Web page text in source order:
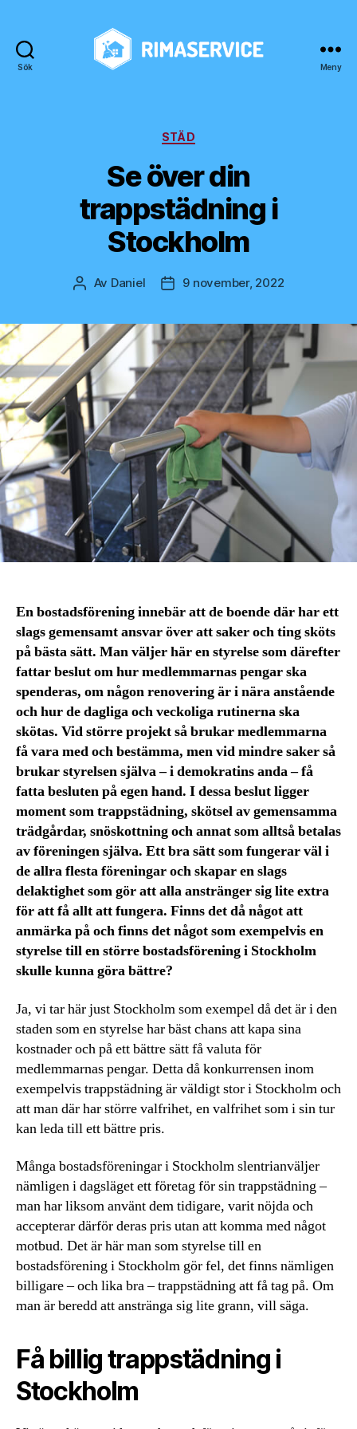
Sök Meny
Kategorier
STÄD
Se över din
trappstädning i
Stockholm
Inläggsförfattare
Av Daniel Inläggsdatum
9 november, 2022
En bostadsförening innebär att de boende där har ett
slags gemensamt ansvar över att saker och ting sköts
på bästa sätt. Man väljer här en styrelse som därefter
fattar beslut om hur medlemmarnas pengar ska
spenderas, om någon renovering är i nära anstående
och hur de dagliga och veckoliga rutinerna ska
skötas. Vid större projekt så brukar medlemmarna
få vara med och bestämma, men vid mindre saker så
brukar styrelsen själva – i demokratins anda – få
fatta besluten på egen hand. I dessa beslut ligger
moment som trappstädning, skötsel av gemensamma
trädgårdar, snöskottning och annat som alltså betalas
av föreningen själva. Ett bra sätt som fungerar väl i
de allra flesta föreningar och skapar en slags
delaktighet som gör att alla anstränger sig lite extra
för att få allt att fungera. Finns det då något att
anmärka på och finns det något som exempelvis en
styrelse till en större bostadsförening i Stockholm
skulle kunna göra bättre?
Ja, vi tar här just Stockholm som exempel då det är i den
staden som en styrelse har bäst chans att kapa sina
kostnader och på ett bättre sätt få valuta för
medlemmarnas pengar. Detta då konkurrensen inom
exempelvis trappstädning är väldigt stor i Stockholm och
att man där har större valfrihet, en valfrihet som i sin tur
kan leda till ett bättre pris.
Många bostadsföreningar i Stockholm slentrianväljer
nämligen i dagsläget ett företag för sin trappstädning –
man har liksom använt dem tidigare, varit nöjda och
accepterar därför deras pris utan att komma med något
motbud. Det är här man som styrelse till en
bostadsförening i Stockholm gör fel, det finns nämligen
billigare – och lika bra – trappstädning att få tag på. Om
man är beredd att anstränga sig lite grann, vill säga.
Få billig trappstädning i
Stockholm